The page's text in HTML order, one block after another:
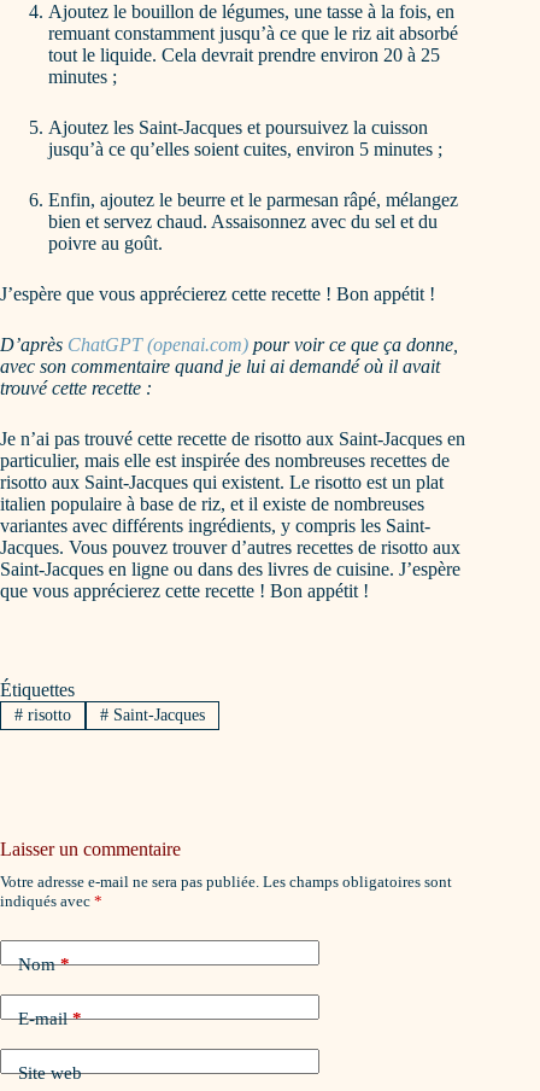
Ajoutez le bouillon de légumes, une tasse à la fois, en
remuant constamment jusqu’à ce que le riz ait absorbé
tout le liquide. Cela devrait prendre environ 20 à 25
minutes ;
Ajoutez les Saint-Jacques et poursuivez la cuisson
jusqu’à ce qu’elles soient cuites, environ 5 minutes ;
Enfin, ajoutez le beurre et le parmesan râpé, mélangez
bien et servez chaud. Assaisonnez avec du sel et du
poivre au goût.
J’espère que vous apprécierez cette recette ! Bon appétit !
D’après ChatGPT (openai.com) pour voir ce que ça donne,
avec son commentaire quand je lui ai demandé où il avait
trouvé cette recette :
Je n’ai pas trouvé cette recette de risotto aux Saint-Jacques en
particulier, mais elle est inspirée des nombreuses recettes de
risotto aux Saint-Jacques qui existent. Le risotto est un plat
italien populaire à base de riz, et il existe de nombreuses
variantes avec différents ingrédients, y compris les Saint-
Jacques. Vous pouvez trouver d’autres recettes de risotto aux
Saint-Jacques en ligne ou dans des livres de cuisine. J’espère
que vous apprécierez cette recette ! Bon appétit !
Étiquettes
#risotto #Saint-Jacques
Laisser un commentaire
Votre adresse e-mail ne sera pas publiée. Les champs obligatoires sont
indiqués avec *
Nom*
E-mail*
Site web